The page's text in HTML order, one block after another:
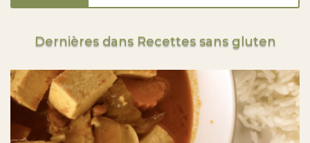
Dernières dans Recettes sans gluten